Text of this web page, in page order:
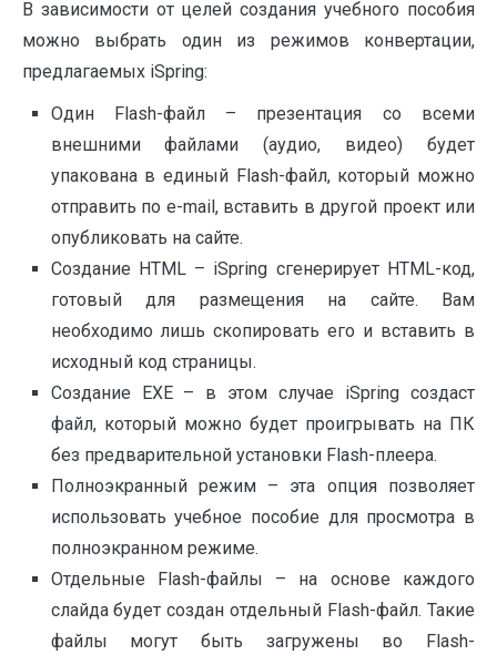
В зависимости от целей создания учебного пособия
можно выбрать один из режимов конвертации,
предлагаемых iSpring:
Один Flash-файл – презентация со всеми
внешними файлами (аудио, видео) будет
упакована в единый Flash-файл, который можно
отправить по e-mail, вставить в другой проект или
опубликовать на сайте.
Создание HTML – iSpring сгенерирует HTML-код,
готовый для размещения на сайте. Вам
необходимо лишь скопировать его и вставить в
исходный код страницы.
Создание EXE – в этом случае iSpring создаст
файл, который можно будет проигрывать на ПК
без предварительной установки Flash-плеера.
Полноэкранный режим – эта опция позволяет
использовать учебное пособие для просмотра в
полноэкранном режиме.
Отдельные Flash-файлы – на основе каждого
слайда будет создан отдельный Flash-файл. Такие
файлы могут быть загружены во Flash-